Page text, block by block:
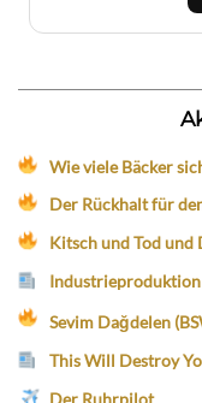
Wie viele Bäcker
Der Rückhalt für
Kitsch und Tod und
Sevim Dağdelen
This Will Destroy